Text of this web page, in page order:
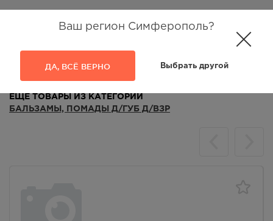
Ваш регион Симферополь?
ДА, ВСЁ ВЕРНО Выбрать другой
ЕЩЁ ТОВАРЫ ИЗ КАТЕГОРИИ
БАЛЬЗАМЫ, ПОМАДЫ Д/ГУБ Д/ВЗР